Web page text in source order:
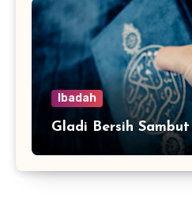
Ibadah
Gladi Bersih